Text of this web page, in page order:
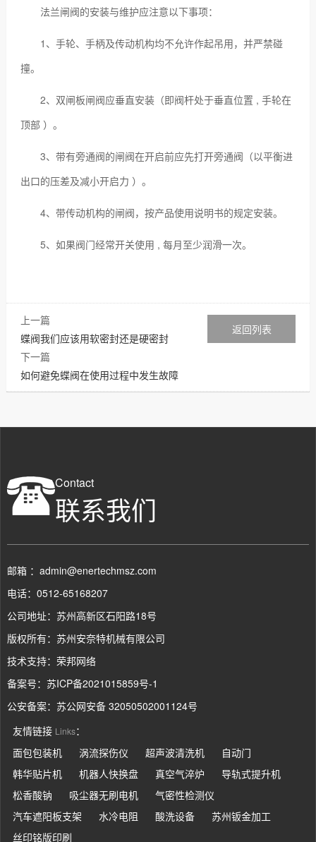
法兰闸阀的安装与维护应注意以下事项：
1、手轮、手柄及传动机构均不允许作起吊用，并严禁碰
撞。
2、双闸板闸阀应垂直安装（即阀杆处于垂直位置 , 手轮在
顶部 ）。
3、带有旁通阀的闸阀在开启前应先打开旁通阀（以平衡进
出口的压差及减小开启力 ）。
4、带传动机构的闸阀，按产品使用说明书的规定安装。
5、如果阀门经常开关使用 , 每月至少润滑一次。
返回列表
上一篇
蝶阀我们应该用软密封还是硬密封
下一篇
如何避免蝶阀在使用过程中发生故障
Contact
联系我们
邮箱 ：admin@enertechmsz.com
电话：0512-65168207
公司地址：苏州高新区石阳路18号
版权所有：苏州安奈特机械有限公司
技术支持： 荣邦网络
备案号： 苏ICP备2021015859号-1
公安备案： 苏公网安备 32050502001124号
友情链接 Links：
面包包装机
涡流探伤仪 超声波清洗机
自动门
韩华贴片机
机器人快换盘 真空气淬炉
导轨式提升机
松香酸钠
吸尘器无刷电机
气密性检测仪
汽车遮阳板支架
水冷电阻 酸洗设备
苏州钣金加工
丝印铭版印刷